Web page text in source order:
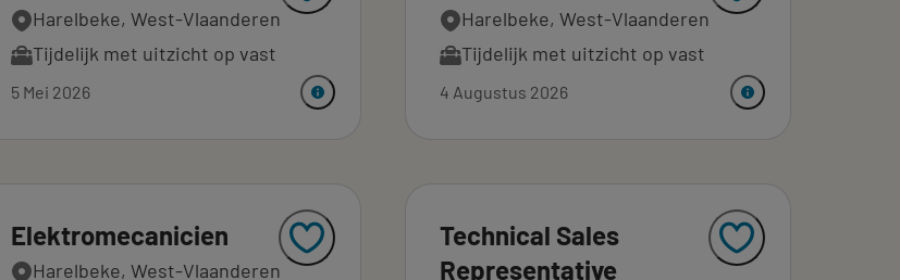
Harelbeke, West-Vlaanderen
Tijdelijk met uitzicht op vast
5 Mei 2026
Harelbeke, West-Vlaanderen
Tijdelijk met uitzicht op vast
4 Augustus 2026
Elektromecanicien
Harelbeke, West-Vlaanderen
Technical Sales
Representative